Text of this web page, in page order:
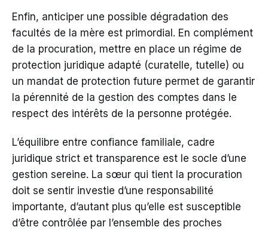
Enfin, anticiper une possible dégradation des
facultés de la mère est primordial. En complément
de la procuration, mettre en place un régime de
protection juridique adapté (curatelle, tutelle) ou
un mandat de protection future permet de garantir
la pérennité de la gestion des comptes dans le
respect des intérêts de la personne protégée.
L’équilibre entre confiance familiale, cadre
juridique strict et transparence est le socle d’une
gestion sereine. La sœur qui tient la procuration
doit se sentir investie d’une responsabilité
importante, d’autant plus qu’elle est susceptible
d’être contrôlée par l’ensemble des proches